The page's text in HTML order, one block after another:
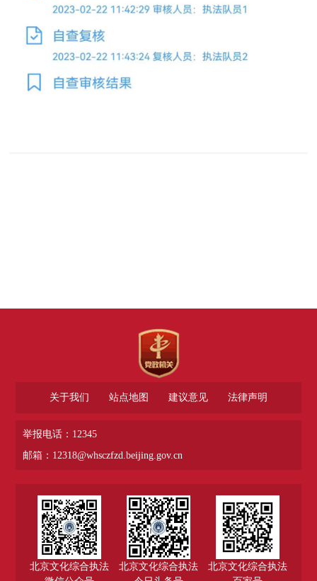
关于我们 站点地图 建议意见 法律声明
举报电话：12345
邮箱：12318@whsczfzd.beijing.gov.cn
北京文化综合执法
北京文化综合执法
北京文化综合执法